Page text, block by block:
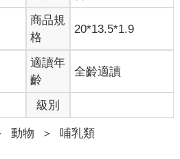
，不要把它們折斷，這樣才能讓福
然知道這幾乎是不可能辦到的事，
油菜，並一邊想著福寶。在送睿
時，也一定會再次想起福寶。每當
，以及聽到那聲音後突然停止進
當下，我也會想起福寶，而當我說
起竹子的愛寶，那畫面也會讓我想
商品規
格
20*13.5*1.9
適讀年
齡
全齡適讀
級別
動物 ＞ 哺乳類